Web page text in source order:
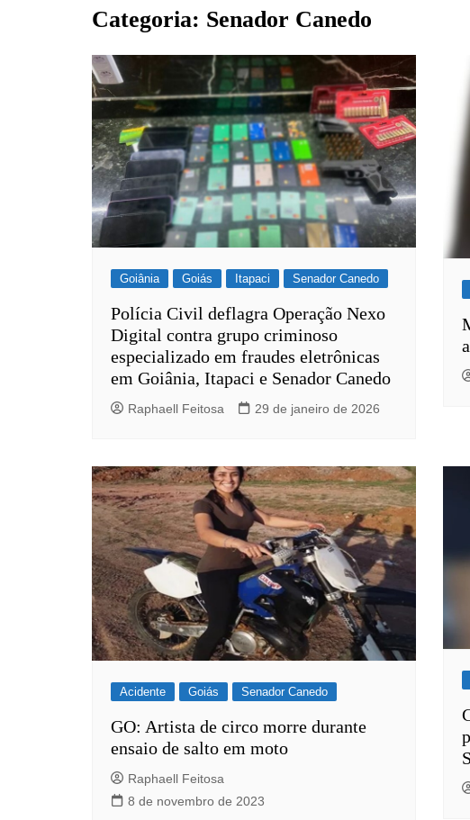
Barro Alto
Campos Verdes
Carmo do Rio Verde
Catalão
Ceres
Crixás
Estrela do Norte
Goianésia
Goiânia
Guarinos
Hidrolina
Ipiranga de Goiás
Jaraguá
Jardim Paulista
Jataí
Nerópolis
Niquelândia
Nova América
Nova Crixás
Nova Glória
Nova Iguaçu de Goiás
Porangatu
Rianápolis
Categoria: Senador Canedo
Goiânia Goiás Itapaci Senador Canedo
Polícia Civil deflagra Operação Nexo
Digital contra grupo criminoso
especializado em fraudes eletrônicas
em Goiânia, Itapaci e Senador Canedo
Raphaell Feitosa 29 de janeiro de 2026
Acidente Goiás Senador Canedo
GO: Artista de circo morre durante
ensaio de salto em moto
Raphaell Feitosa
8 de novembro de 2023